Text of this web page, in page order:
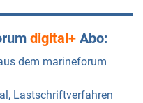
digital+ Abo:
dem marineforum
Lastschriftverfahren